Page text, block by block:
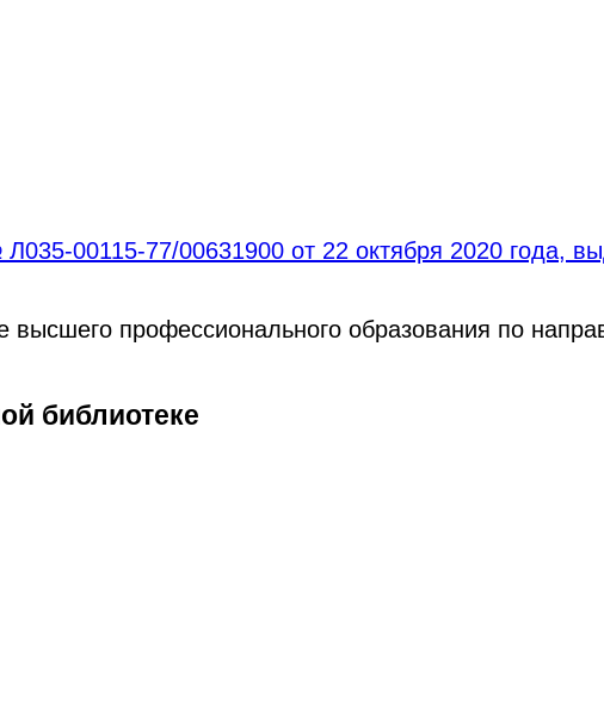
00115-77/00631900 от 22 октября 2020 года,
высшего профессионального образования по
библиотеке